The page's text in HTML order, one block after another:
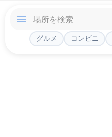
グルメ コンビニ